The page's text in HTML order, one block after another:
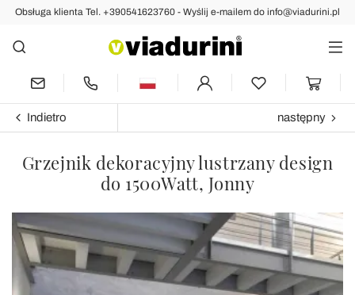
Obsługa klienta Tel. +390541623760 - Wyślij e-mailem do info@viadurini.pl
Indietro następny
Grzejnik dekoracyjny lustrzany design
do 1500Watt, Jonny